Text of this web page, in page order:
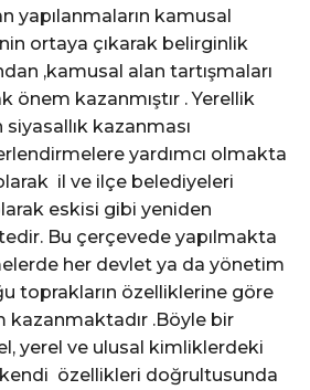
yapılanmaların kamusal
ortaya çıkarak belirginlik
,kamusal alan tartışmaları
önem kazanmıştır . Yerellik
kazanması
yardımcı olmakta
il ve ilçe belediyeleri
eskisi gibi yeniden
Bu çerçevede yapılmakta
her devlet ya da yönetim
toprakların özelliklerine göre
kazanmaktadır .Böyle bir
yerel ve ulusal kimliklerdeki
özellikleri doğrultusunda